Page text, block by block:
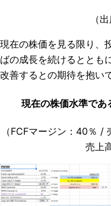
（
現在の株価を見る限り、
ばの成長を続けるととも
改善するとの期待を抱い
現在の株価水準で
（FCFマージン：40％ /
売上